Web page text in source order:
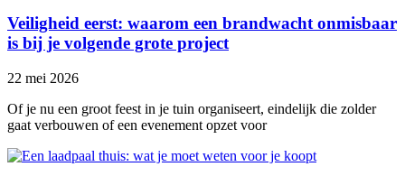
Veiligheid eerst: waarom een brandwacht onmisbaar
is bij je volgende grote project
22 mei 2026
Of je nu een groot feest in je tuin organiseert, eindelijk die zolder
gaat verbouwen of een evenement opzet voor